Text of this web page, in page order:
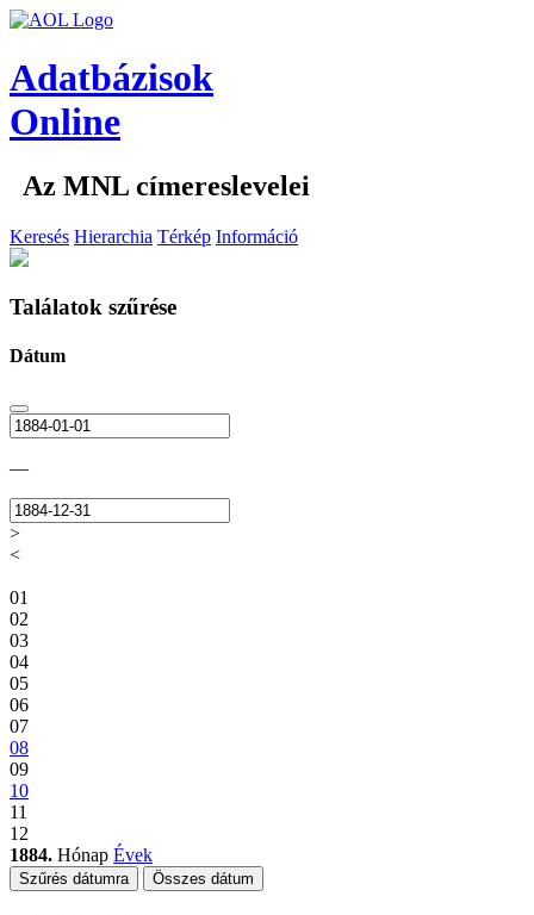
Adatbázisok
Online
Az MNL címereslevelei
Keresés Hierarchia Térkép Információ
Találatok szűrése
Dátum
—
>
<
01
02
03
04
05
06
07
08
09
10
11
12
1884. Hónap Évek
Szűrés dátumra Összes dátum